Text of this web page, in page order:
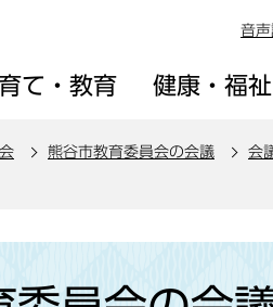
音
て・教育 健康・福祉
熊谷市教育委員会の会議 会